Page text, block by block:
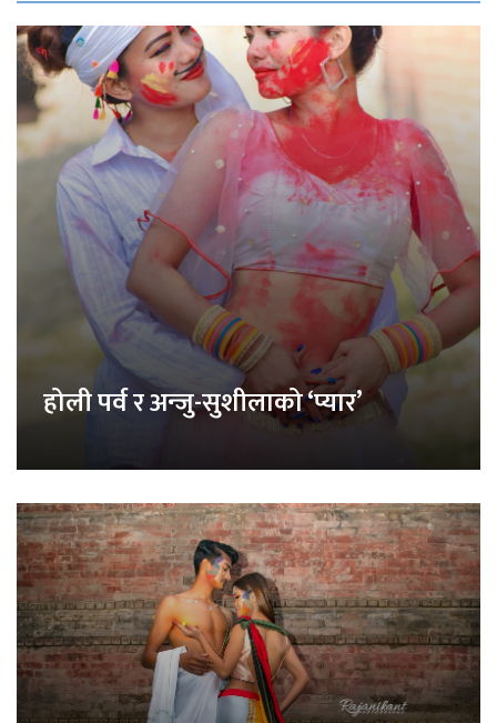
होली पर्व र अन्जु-सुशीलाको ‘प्यार’